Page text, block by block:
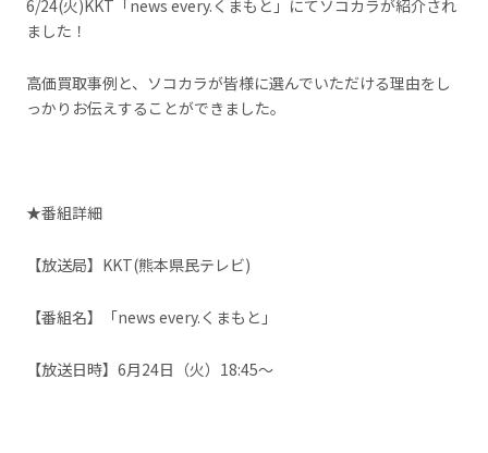
6/24(火)KKT「news every.くまもと」にてソコカラが紹介され
ました！
高価買取事例と、ソコカラが皆様に選んでいただける理由をし
っかりお伝えすることができました。
★番組詳細
【放送局】KKT(熊本県民テレビ)
【番組名】「news every.くまもと」
【放送日時】6月24日（火）18:45〜